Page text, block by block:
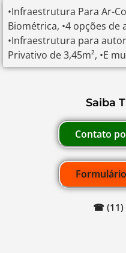
•Infraestrutura Para Ar-
Biométrica, •4 opções de
•Infraestrutura para
Privativo de 3,45m², •E
Saiba
Contato
☎ (11)